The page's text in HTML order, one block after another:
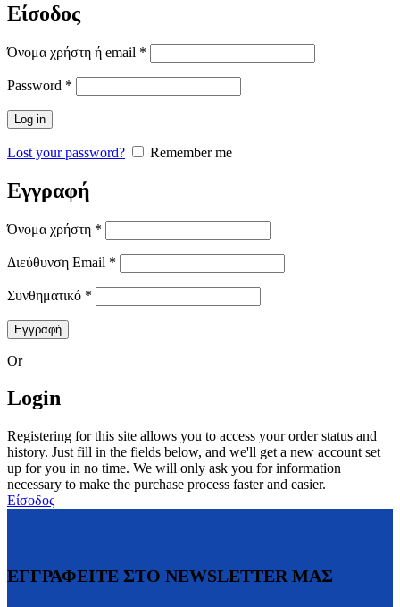
Είσοδος
Όνομα χρήστη ή email *
Password *
Log in
Lost your password? Remember me
Εγγραφή
Όνομα χρήστη *
Διεύθυνση Email *
Συνθηματικό *
Εγγραφή
Or
Login
Registering for this site allows you to access your order status and
history. Just fill in the fields below, and we'll get a new account set
up for you in no time. We will only ask you for information
necessary to make the purchase process faster and easier.
Είσοδος
ΕΓΓΡΑΦΕΙΤΕ ΣΤΟ NEWSLETTER ΜΑΣ